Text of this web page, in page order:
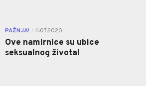
PAŽNJA! 11.07.2020.
Ove namirnice su ubice
seksualnog života!